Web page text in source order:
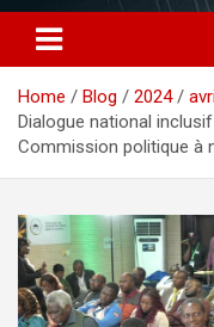
Home Blog 2024
Dialogue national
Commission politique à